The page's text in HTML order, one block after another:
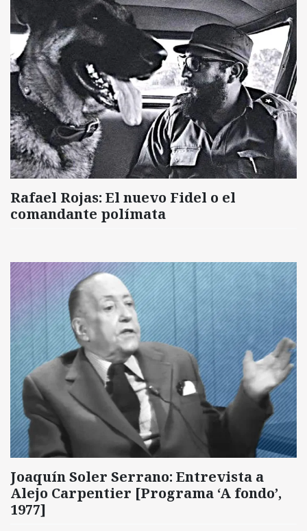
Rafael Rojas: El nuevo Fidel o el
comandante polímata
Joaquín Soler Serrano: Entrevista a
Alejo Carpentier [Programa ‘A fondo’,
1977]